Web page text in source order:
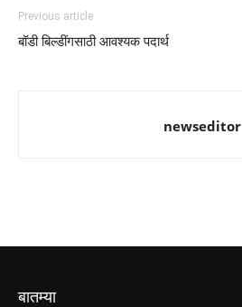
Previous article
बॉडी बिल्डींगसाठी आवश्यक पदार्थ
newseditor
बातम्या